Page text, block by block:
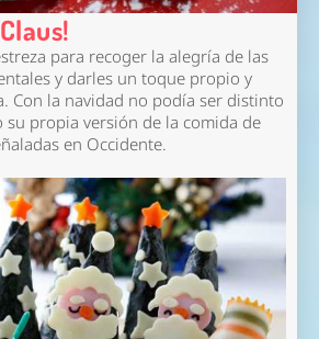
para recoger la alegría de las
y darles un toque propio y
Con la navidad no podía ser distinto
su propia versión de la comida de
en Occidente.